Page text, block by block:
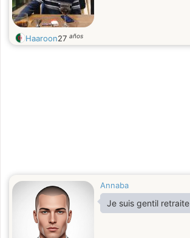
Haaroon27 años
Annaba
Je suis gentil retraite